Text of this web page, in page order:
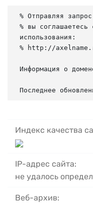
% Отправляя
% вы соглашаетесь
использования:
% http://
Информация о
Последнее
Индекс качества
IP-адрес сайта:
не удалось
Веб-архив: